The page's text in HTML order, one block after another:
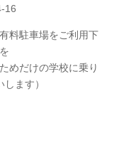
16
料駐車場をご利用下
めだけの学校に乗り
ます）